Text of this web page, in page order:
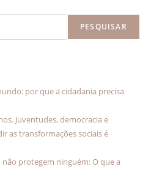
PESQUISAR
por que a cidadania precisa
Juventudes, democracia e
as transformações sociais é
protegem ninguém: O que a